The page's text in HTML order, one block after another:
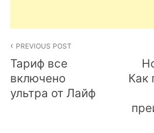
navigation
PREVIOUS POST
Тариф все
включено
ультра от Лайф
Как